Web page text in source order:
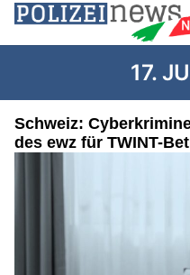
17.
Schweiz:
des ewz für TWINT-